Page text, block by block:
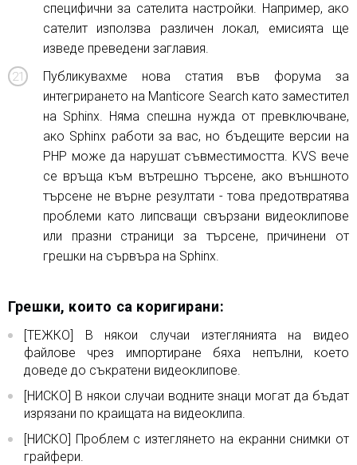
специфични за сателита настройки. Например, ако
сателит използва различен локал, емисията ще
изведе преведени заглавия.
Публикувахме нова статия във форума за
интегрирането на Manticore Search като заместител
на Sphinx. Няма спешна нужда от превключване,
ако Sphinx работи за вас, но бъдещите версии на
PHP може да нарушат съвместимостта. KVS вече
се връща към вътрешно търсене, ако външното
търсене не върне резултати - това предотвратява
проблеми като липсващи свързани видеоклипове
или празни страници за търсене, причинени от
грешки на сървъра на Sphinx.
Грешки, които са коригирани:
[ТЕЖКО] В някои случаи изтеглянията на видео
файлове чрез импортиране бяха непълни, което
доведе до съкратени видеоклипове.
[НИСКО] В някои случаи водните знаци могат да бъдат
изрязани по краищата на видеоклипа.
[НИСКО] Проблем с изтеглянето на екранни снимки от
грайфери.